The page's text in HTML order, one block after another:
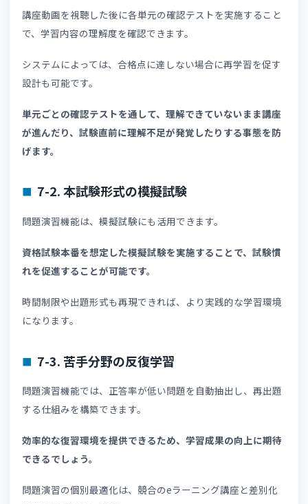
6-3. 教材配信機能が充実しているか
資格講座運営においては、問題演習だけでなく教材の一元
さまざまな形式の教材によって、受講者は体系的に理解を
められます。
以下のような教材配信に対応しているLMSであれば、受講
PDF教材
学習から問題演習を同じサイトで提供することは、受講者
6-4. 運営負担を削減できるか
LMSを選定するにあたって、運営支援機能が充実している
どうかも重要なポイントです。
大きなメリットがあります。